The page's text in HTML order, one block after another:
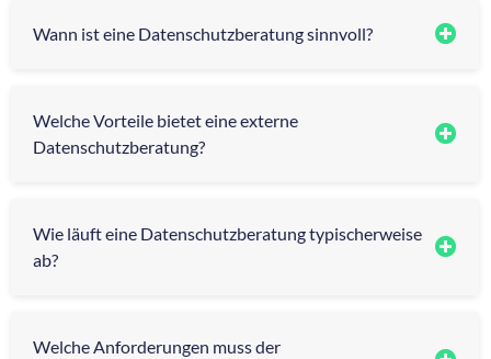
Wann ist eine Datenschutzberatung sinnvoll?
Welche Vorteile bietet eine externe
Datenschutzberatung?
Wie läuft eine Datenschutzberatung typischerweise
ab?
Welche Anforderungen muss der